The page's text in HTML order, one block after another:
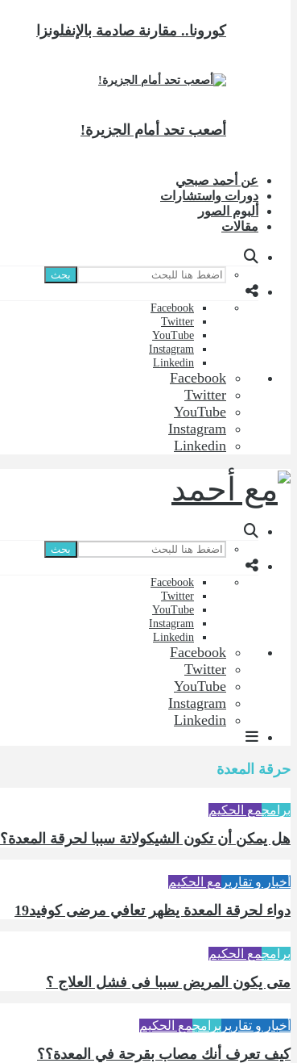
كورونا.. مقارنة صادمة بالإنفلونزا
أصعب تحد أمام الجزيرة!
عن أحمد صبحي
دورات واستشارات
ألبوم الصور
مقالات
بحث
Facebook
Twitter
YouTube
Instagram
Linkedin
Facebook
Twitter
YouTube
Instagram
Linkedin
بحث
Facebook
Twitter
YouTube
Instagram
Linkedin
Facebook
Twitter
YouTube
Instagram
Linkedin
حرقة المعدة
برامجمع الحكيم
هل يمكن أن تكون الشيكولاتة سببا لحرقة المعدة؟
أخبار و تقارير مع الحكيم
دواء لحرقة المعدة يظهر تعافي مرضى كوفيد19
برامجمع الحكيم
متى يكون المريض سببا فى فشل العلاج ؟
أخبار و تقارير برامجمع الحكيم
كيف تعرف أنك مصاب بقرحة في المعدة؟؟